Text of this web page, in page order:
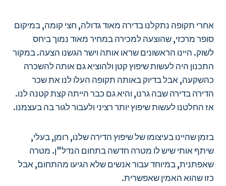
אחרי תקופה נתקלנו בדירה מאוד גדולה, חצי קומה, במיקום
סופר מרכזי, שהוצעה למכירה במחיר מאוד נמוך ביחס
לשוק. היינו הראשונים שראו אותה וישר הגשנו הצעה. במקור
התכנון היה לעשות שיפוץ קטן ולהוציא גם אותה להשכרה
כהשקעה, אבל בדיוק באותה תקופה העלו לנו את שכר
הדירה בדירה שבה גרנו, והיא גם כבר הייתה קצת קטנה לנו.
אז החלטנו לעשות שיפוץ יותר רציני ולעבור לגור בה בעצמנו.
בזמן שהיינו בעיצומו של שיפוץ הדירה שלנו, רומן, בעלי,
שיתף אותי שיש לו מטרה חדשה בתחום הנדל"ן. מטרה
שאפתנית, במיוחד עבור אנשים שלא הגיעו מהתחום, אבל
כזו שהוא האמין שאפשרית.